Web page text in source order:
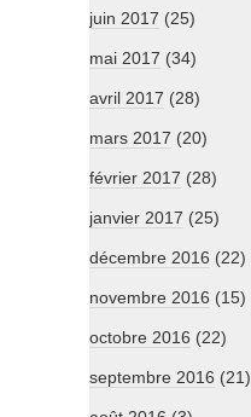
juin 2017 (25)
mai 2017 (34)
avril 2017 (28)
mars 2017 (20)
février 2017 (28)
janvier 2017 (25)
décembre 2016 (22)
novembre 2016 (15)
octobre 2016 (22)
septembre 2016 (21)